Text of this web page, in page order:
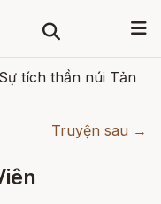
Sự tích thần núi Tản
Truyện sau →